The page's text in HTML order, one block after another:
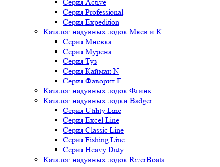
Серия Active
Серия Professional
Серия Expedition
Каталог надувных лодок Мнев и К
Серия Мневка
Серия Мурена
Серия Туз
Серия Кайман N
Серия Фаворит F
Каталог надувных лодок Флинк
Каталог надувных лодки Badger
Серия Utility Line
Серия Excel Line
Серия Classic Line
Серия Fishing Line
Серия Heavy Duty
Каталог надувных лодок RiverBoats